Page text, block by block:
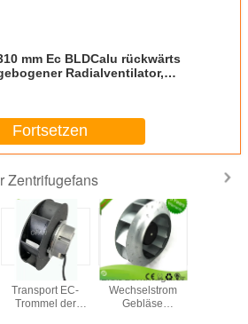
mm Ec BLDCalu rückwärts
Radialventilator,
Fortsetzen
Zentrifugefans
Lärmarme
Transport EC-
Trommel der
Ließ zentrifugaler
Wechselstrom
Gebläse